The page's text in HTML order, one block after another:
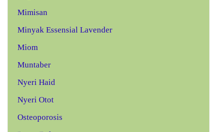
Mimisan
Minyak Essensial Lavender
Miom
Muntaber
Nyeri Haid
Nyeri Otot
Osteoporosis